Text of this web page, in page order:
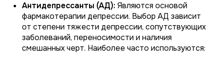
Антидепрессанты (АД): Являются основой
фармакотерапии депрессии. Выбор АД зависит
от степени тяжести депрессии, сопутствующих
заболеваний, переносимости и наличия
смешанных черт. Наиболее часто используются: